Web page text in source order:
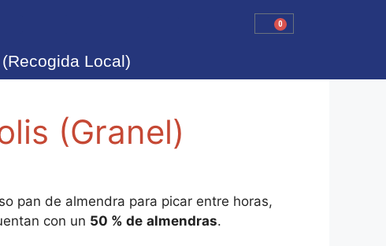
0
Local)
(Granel)
pan de almendra para picar entre horas,
con un 50 % de almendras.